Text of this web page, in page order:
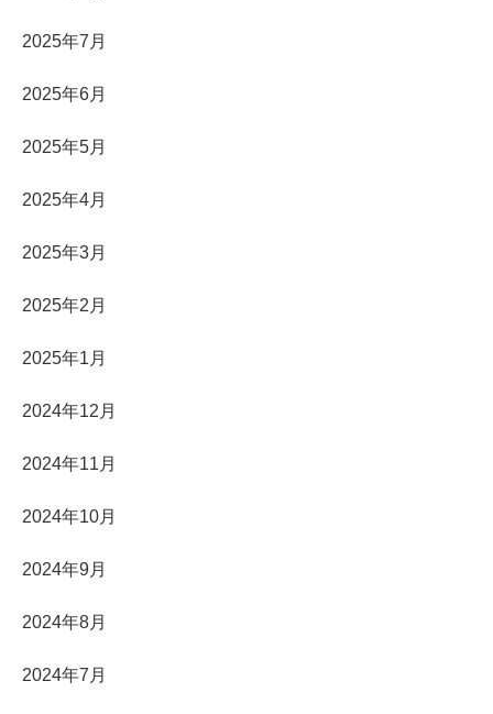
2025年7月
2025年6月
2025年5月
2025年4月
2025年3月
2025年2月
2025年1月
2024年12月
2024年11月
2024年10月
2024年9月
2024年8月
2024年7月